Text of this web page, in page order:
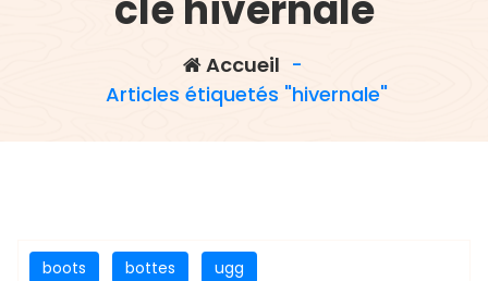
Accueil -
Articles étiquetés "hivernale"
boots bottes ugg